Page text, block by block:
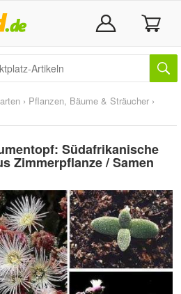
› Pflanzen, Bäume & Sträucher ›
Südafrikanische
Zimmerpflanze / Samen